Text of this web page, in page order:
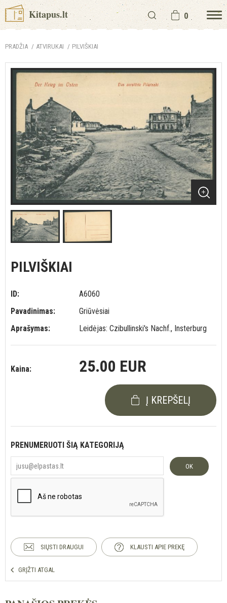
Kitapus.lt 0
PRADŽIA ATVIRUKAI PILVIŠKIAI
PILVIŠKIAI
ID:
A6060
Pavadinimas:
Griūvėsiai
Aprašymas:
Leidėjas: Czibullinski's Nachf., Insterburg
Kaina: 25.00 EUR
Į KREPŠELĮ
PRENUMERUOTI ŠIĄ KATEGORIJĄ
OK
SIŲSTI DRAUGUI KLAUSTI APIE PREKĘ
GRĮŽTI ATGAL